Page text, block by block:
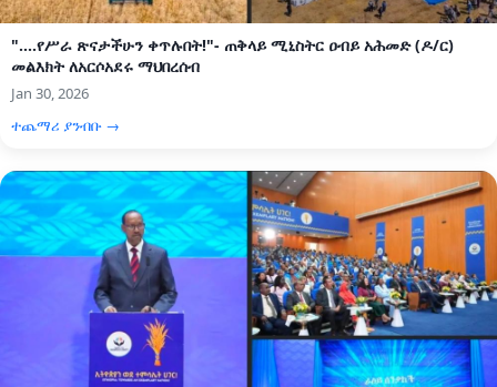
"....የሥራ ጽናታችሁን ቀጥሉበት!"- ጠቅላይ ሚኒስትር ዐብይ አሕመድ (ዶ/ር)
መልእክት ለአርሶአደሩ ማህበረሰብ
Jan 30, 2026
ተጨማሪ ያንብቡ →